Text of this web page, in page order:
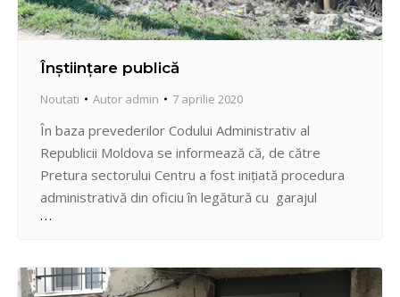
Înștiințare publică
Noutati Autor admin 7 aprilie 2020
În baza prevederilor Codului Administrativ al
Republicii Moldova se informează că, de către
Pretura sectorului Centru a fost iniţiată procedura
administrativă din oficiu în legătură cu garajul
metalic din str. Arborilor intersecție cu str. N.
persoanelor care pot revendica un drept vătămat
vis-a-vis de procedura administrativă nominalizată,